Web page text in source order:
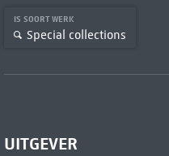
IS SOORT WERK
Special collections
UITGEVER